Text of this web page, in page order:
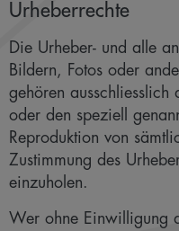
Urheberrechte
Die Urheber- und alle
Bildern, Fotos oder
gehören ausschliesslich
oder den speziell
Reproduktion von
Zustimmung des
einzuholen.
Wer ohne Einwilligung